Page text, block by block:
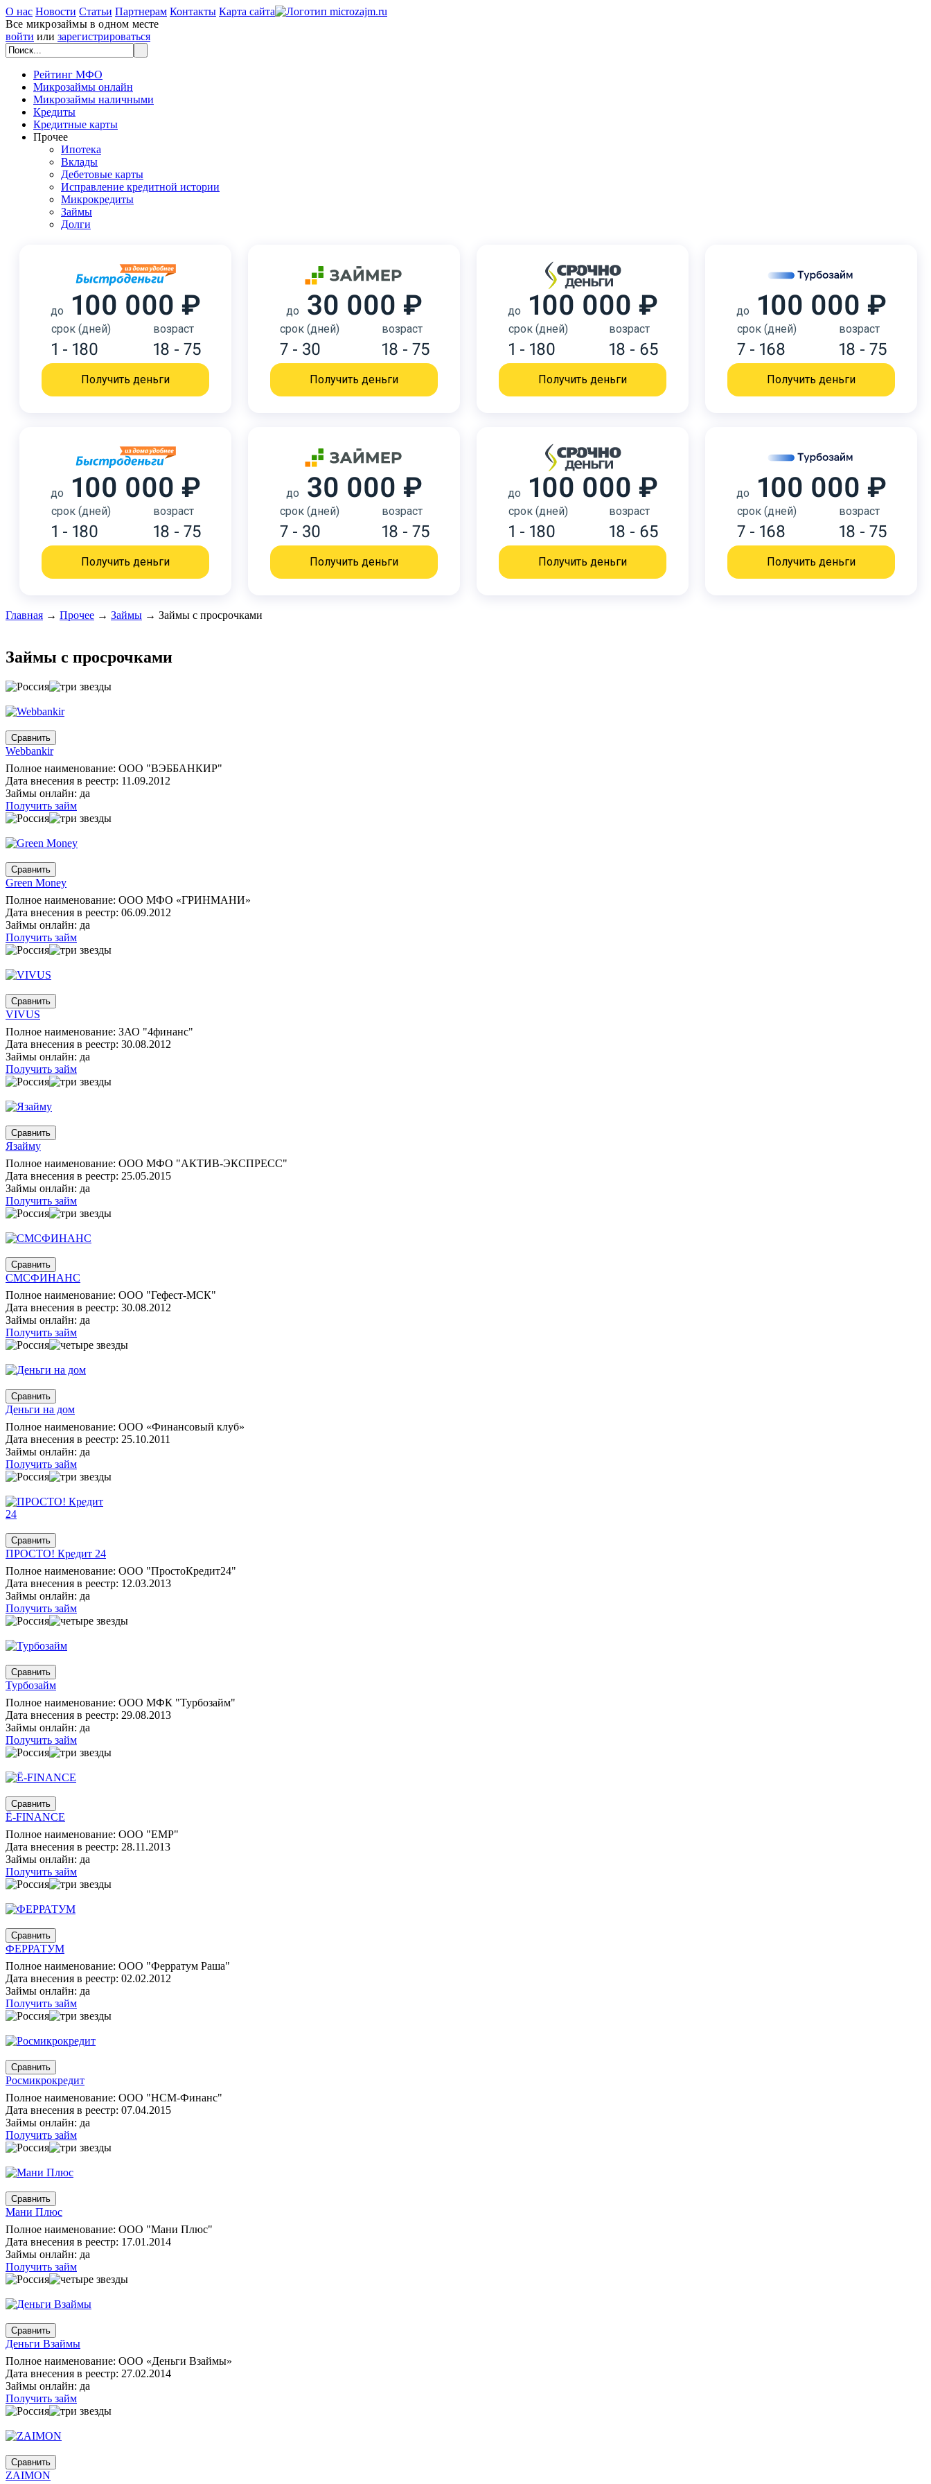
О нас Новости Статьи Партнерам Контакты Карта сайта
Все микрозаймы в одном месте
войти или зарегистрироваться
Рейтинг МФО
Микрозаймы онлайн
Микрозаймы наличными
Кредиты
Кредитные карты
Прочее
Ипотека
Вклады
Дебетовые карты
Исправление кредитной истории
Микрокредиты
Займы
Долги
до 100 000 ₽
срок (дней)
1 - 180
возраст
18 - 75
Получить деньги
до 30 000 ₽
срок (дней)
7 - 30
возраст
18 - 75
Получить деньги
до 100 000 ₽
срок (дней)
1 - 180
возраст
18 - 65
Получить деньги
до 100 000 ₽
срок (дней)
7 - 168
возраст
18 - 75
Получить деньги
до 100 000 ₽
срок (дней)
1 - 180
возраст
18 - 75
Получить деньги
до 30 000 ₽
срок (дней)
7 - 30
возраст
18 - 75
Получить деньги
до 100 000 ₽
срок (дней)
1 - 180
возраст
18 - 65
Получить деньги
до 100 000 ₽
срок (дней)
7 - 168
возраст
18 - 75
Получить деньги
Главная → Прочее → Займы → Займы с просрочками
Займы с просрочками
Webbankir
Полное наименование: ООО "ВЭББАНКИР"
Дата внесения в реестр: 11.09.2012
Займы онлайн: да
Получить займ
Green Money
Полное наименование: ООО МФО «ГРИНМАНИ»
Дата внесения в реестр: 06.09.2012
Займы онлайн: да
Получить займ
VIVUS
Полное наименование: ЗАО "4финанс"
Дата внесения в реестр: 30.08.2012
Займы онлайн: да
Получить займ
Язайму
Полное наименование: ООО МФО "АКТИВ-ЭКСПРЕСС"
Дата внесения в реестр: 25.05.2015
Займы онлайн: да
Получить займ
СМСФИНАНС
Полное наименование: ООО "Гефест-МСК"
Дата внесения в реестр: 30.08.2012
Займы онлайн: да
Получить займ
Деньги на дом
Полное наименование: ООО «Финансовый клуб»
Дата внесения в реестр: 25.10.2011
Займы онлайн: да
Получить займ
ПРОСТО! Кредит 24
Полное наименование: ООО "ПростоКредит24"
Дата внесения в реестр: 12.03.2013
Займы онлайн: да
Получить займ
Турбозайм
Полное наименование: ООО МФК "Турбозайм"
Дата внесения в реестр: 29.08.2013
Займы онлайн: да
Получить займ
Ё-FINANCE
Полное наименование: ООО "ЕМР"
Дата внесения в реестр: 28.11.2013
Займы онлайн: да
Получить займ
ФЕРРАТУМ
Полное наименование: ООО "Ферратум Раша"
Дата внесения в реестр: 02.02.2012
Займы онлайн: да
Получить займ
Росмикрокредит
Полное наименование: ООО "НСМ-Финанс"
Дата внесения в реестр: 07.04.2015
Займы онлайн: да
Получить займ
Мани Плюс
Полное наименование: ООО "Мани Плюс"
Дата внесения в реестр: 17.01.2014
Займы онлайн: да
Получить займ
Деньги Взаймы
Полное наименование: ООО «Деньги Взаймы»
Дата внесения в реестр: 27.02.2014
Займы онлайн: да
Получить займ
ZAIMON